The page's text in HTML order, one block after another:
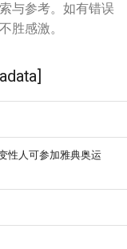
与参考。如有错误
胜感激。
性人可参加雅典奥运